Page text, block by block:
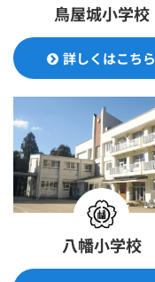
鳥屋城小学校
詳しくはこちら
八幡小学校